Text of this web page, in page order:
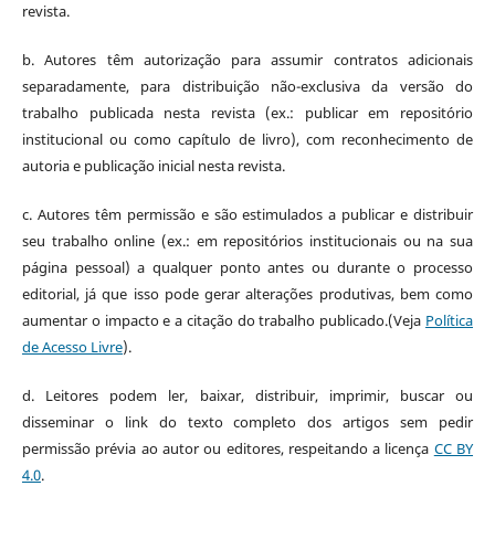
revista.
b.Autores têm autorização para assumir contratos adicionais
separadamente, para distribuição não-exclusiva da versão do
trabalho publicada nesta revista (ex.: publicar em repositório
institucional ou como capítulo de livro), com reconhecimento de
autoria e publicação inicial nesta revista.
c. Autores têm permissão e são estimulados a publicar e distribuir
seu trabalho online (ex.: em repositórios institucionais ou na sua
página pessoal) a qualquer ponto antes ou durante o processo
editorial, já que isso pode gerar alterações produtivas, bem como
aumentar o impacto e a citação do trabalho publicado.(Veja Política
de Acesso Livre).
d. Leitores podem ler, baixar, distribuir, imprimir, buscar ou
disseminar o link do texto completo dos artigos sem pedir
permissão prévia ao autor ou editores, respeitando a licença CC BY
4.0.